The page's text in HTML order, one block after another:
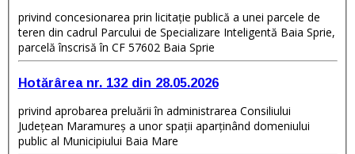
privind concesionarea prin licitație publică a unei parcele de
teren din cadrul Parcului de Specializare Inteligentă Baia Sprie,
parcelă înscrisă în CF 57602 Baia Sprie
Hotărârea nr. 132 din 28.05.2026
privind aprobarea preluării în administrarea Consiliului
Județean Maramureș a unor spații aparținând domeniului
public al Municipiului Baia Mare